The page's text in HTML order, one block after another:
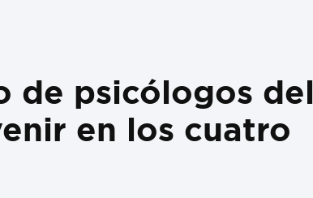
de psicólogos del
en los cuatro